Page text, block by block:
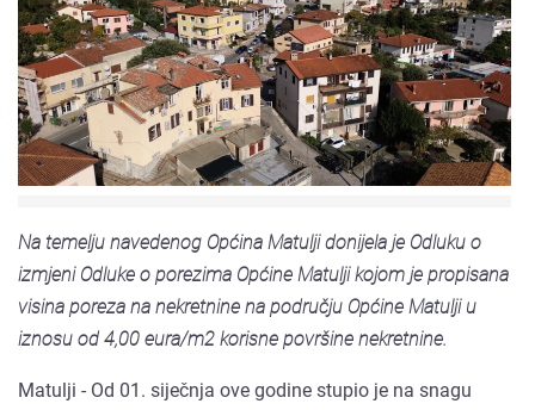
Na temelju navedenog Općina Matulji donijela je Odluku o
izmjeni Odluke o porezima Općine Matulji kojom je propisana
visina poreza na nekretnine na području Općine Matulji u
iznosu od 4,00 eura/m2 korisne površine nekretnine.
Matulji - Od 01. siječnja ove godine stupio je na snagu